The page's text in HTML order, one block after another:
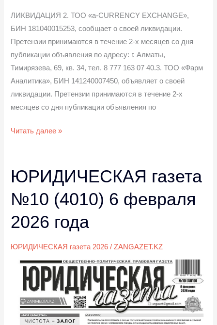
ЛИКВИДАЦИЯ 2. ТОО «а-CURRENCY EXCHANGE»,
БИН 181040015253, сообщает о своей ликвидации.
Претензии принимаются в течение 2-х месяцев со дня
публикации объявления по адресу: г. Алматы,
Тимирязева, 69, кв. 34, тел. 8 777 163 07 40.3. ТОО «Фарм
Аналитика», БИН 141240007450, объявляет о своей
ликвидации. Претензии принимаются в течение 2-х
месяцев со дня публикации объявления по
Читать далее »
ЮРИДИЧЕСКАЯ газета
№10 (4010) 6 февраля
2026 года
ЮРИДИЧЕСКАЯ газета 2026 /ZANGAZET.KZ
ЮРИДИЧЕСКАЯ
газета
№10
6
2026
года